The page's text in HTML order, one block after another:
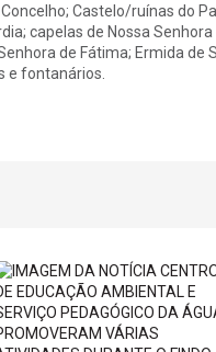
Castelo/ruínas do
capelas de Nossa
de Fátima; Ermida de
e fontanários.